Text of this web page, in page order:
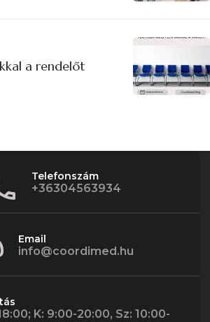
a rendelőt
Telefonszám
+36304563934
Email
info@coordimed.hu
K: 9:00-20:00, Sz: 10:00-